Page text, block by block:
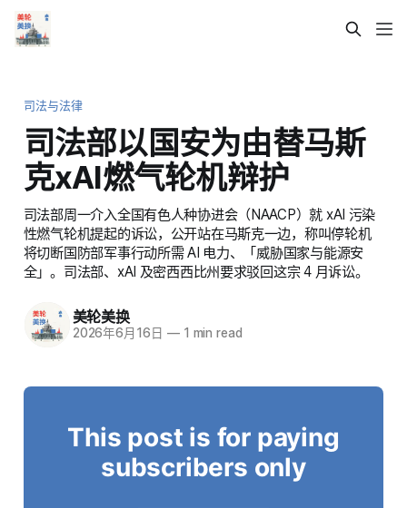
司法与法律
司法部以国安为由替马斯
克xAI燃气轮机辩护
司法部周一介入全国有色人种协进会（NAACP）就 xAI 污染
性燃气轮机提起的诉讼，公开站在马斯克一边，称叫停轮机
将切断国防部军事行动所需 AI 电力、「威胁国家与能源安
全」。司法部、xAI 及密西西比州要求驳回这宗 4 月诉讼。
美轮美换
2026年6月16日 —1 min read
This post is for paying
subscribers only